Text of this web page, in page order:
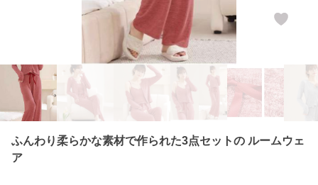
ふんわり柔らかな素材で作られた3点セットの ルームウェ
ア